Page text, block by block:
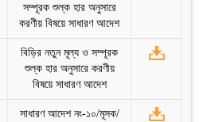
সম্পূরক শুল্ক হার অনুসারে
করণীয় বিষয়ে সাধারণ আদেশ
বিড়ির নতুন মূল্য ও সম্পূরক
শুল্ক হার অনুসারে করণীয়
বিষয়ে সাধারণ আদেশ
সাধারণ আদেশ নং-১০/মূসক/